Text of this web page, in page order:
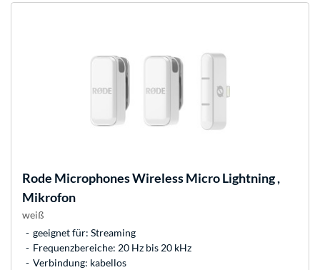
Rode MicrophonesWireless Micro Lightning ,
Mikrofon
weiß
geeignet für: Streaming
Frequenzbereiche: 20 Hz bis 20 kHz
Verbindung: kabellos